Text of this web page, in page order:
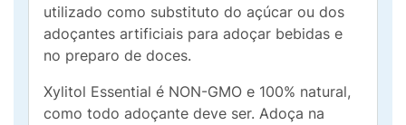
utilizado como substituto do açúcar ou dos
adoçantes artificiais para adoçar bebidas e
no preparo de doces.
Xylitol Essential é NON-GMO e 100% natural,
como todo adoçante deve ser. Adoça na